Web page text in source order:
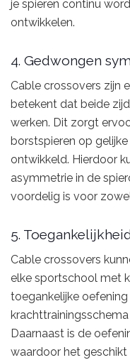
je spieren continu
ontwikkelen.
4. Gedwongen
Cable crossovers zijn
betekent dat beide
werken. Dit zorgt
borstspieren op
ontwikkeld. Hierdoor
asymmetrie in de
voordelig is voor
5.
Cable crossovers
elke sportschool met
toegankelijke
Daarnaast is de
waardoor het